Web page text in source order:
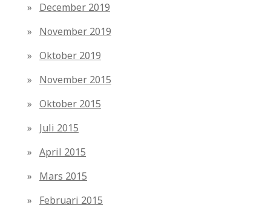
December 2019
November 2019
Oktober 2019
November 2015
Oktober 2015
Juli 2015
April 2015
Mars 2015
Februari 2015